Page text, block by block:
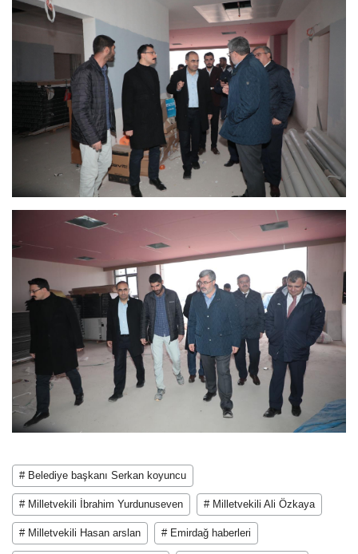
# Belediye başkanı Serkan koyuncu
# Milletvekili İbrahim Yurdunuseven # Milletvekili Ali Özkaya
# Milletvekili Hasan arslan # Emirdağ haberleri